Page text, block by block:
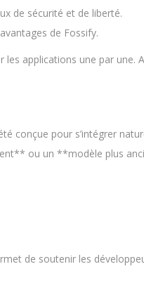
de sécurité et de liberté.
de Fossify.
applications une par une.
conçue pour s’intégrer
ou un **modèle plus
de soutenir les